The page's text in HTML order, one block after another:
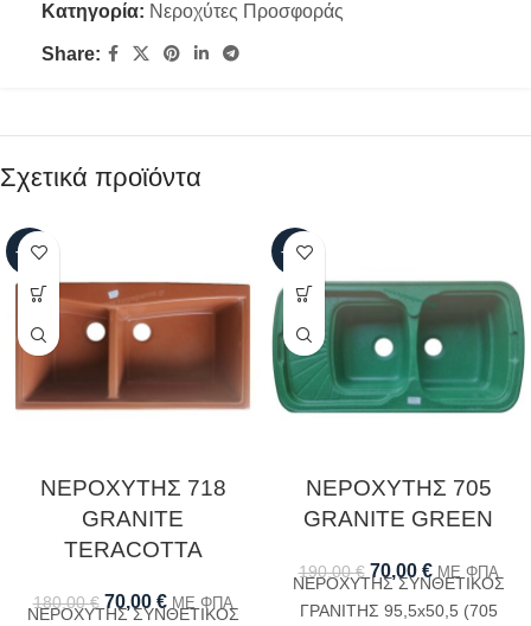
Κατηγορία: Νεροχύτες Προσφοράς
Share:
Σχετικά προϊόντα
-61%
ΝΕΡΟΧΥΤΗΣ 718
GRANITE
TERACOTTA
180,00€ 70,00 € ΜΕ ΦΠΑ
ΝΕΡΟΧΥΤΗΣ ΣΥΝΘΕΤΙΚΟΣ
-63%
ΝΕΡΟΧΥΤΗΣ 705
GRANITE GREEN
190,00€ 70,00 € ΜΕ ΦΠΑ
ΝΕΡΟΧΥΤΗΣ ΣΥΝΘΕΤΙΚΟΣ
ΓΡΑΝΙΤΗΣ 95,5x50,5 (705